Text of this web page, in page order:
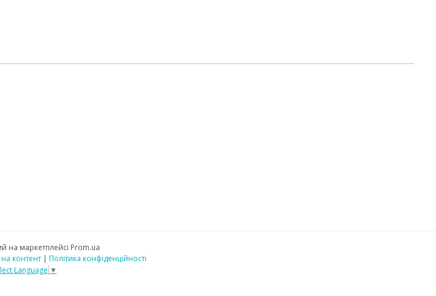
на маркетплейсі Prom.ua
контент | Політика конфіденційності
Language ▼